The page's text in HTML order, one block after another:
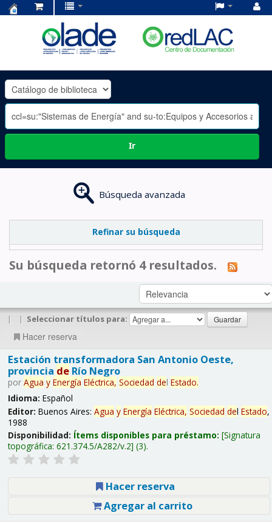
OLADE
-
Ir
Búsqueda avanzada
Refinar su búsqueda
Su búsqueda retornó 4 resultados.
| | Seleccionar títulos para:
Hacer reserva
Estación transformadora San Antonio Oeste,
provincia deRío Negro
por Agua y Energía Eléctrica, Sociedad del Estado.
Idioma: Español
Editor: Buenos Aires: Agua y Energía Eléctrica, Sociedad del Estado,
1988
Disponibilidad: Ítems disponibles para préstamo: Signatura
topográfica: 621.374.5/A282/v.2 (3).
Hacer reserva
Agregar al carrito